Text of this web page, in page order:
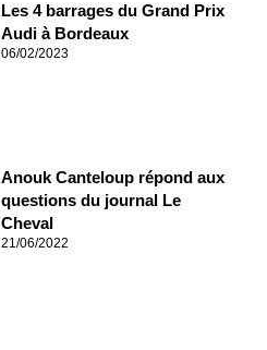
Les 4 barrages du Grand Prix
Audi à Bordeaux
06/02/2023
Anouk Canteloup répond aux
questions du journal Le
Cheval
21/06/2022